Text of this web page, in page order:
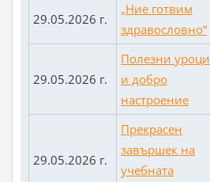
29.05.2026 г.
„Ние готвим
здравословно“
29.05.2026 г.
Полезни уроци
и добро
настроение
29.05.2026 г.
Прекрасен
завършек на
учебната